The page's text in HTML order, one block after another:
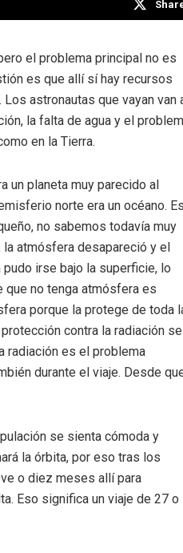
el problema principal no es
es que allí sí hay recursos
astronautas que vayan van
la falta de agua y el
en la Tierra.
un planeta muy parecido al
norte era un océano. Es
no sabemos todavía muy
atmósfera desapareció y el
pudo irse bajo la superficie, lo
que no tenga atmósfera es
porque la protege de toda
contra la radiación se
radiación es el problema
durante el viaje. Desde
se sienta cómoda y
la órbita, por eso tras los
o diez meses allí para
Eso significa un viaje de 27 o